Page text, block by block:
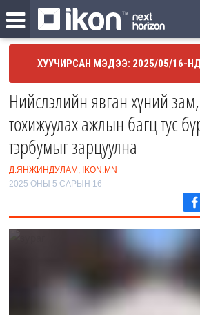
ХУУЧИРСАН МЭДЭЭ: 2025/05/16-
Нийслэлийн явган хүний
тохижуулах ажлын багц тус
тэрбумыг зарцуулна
Д.ЯНЖИНДУЛАМ, IKON.MN
2025 ОНЫ 5 САРЫН 16